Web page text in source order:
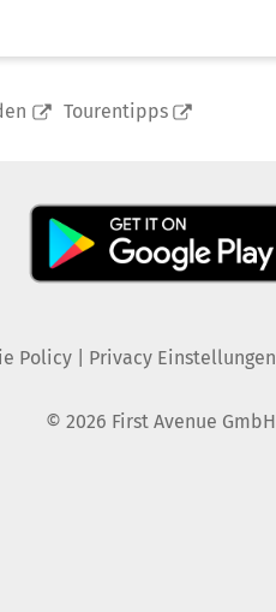
Tourentipps
Policy| Privacy Einstellungen
© 2026 First Avenue GmbH